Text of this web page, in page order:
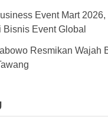
Event Mart
Bisnis Event Global
Resmikan Wajah